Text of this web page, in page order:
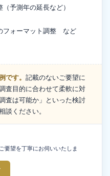
予測年の延長など）
フォーマット調整 など
です。 記載のないご要望に
査目的に合わせて柔軟に対
査は可能か」といった検討
談ください。
要望を丁寧にお伺いいたしま